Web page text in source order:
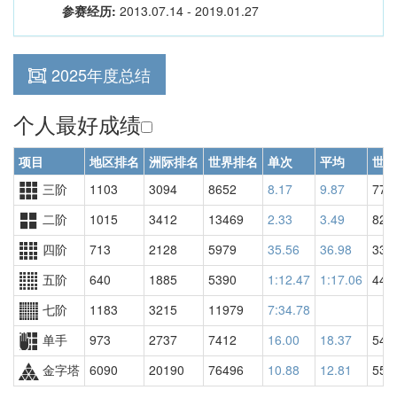
参赛经历: 2013.07.14 - 2019.01.27
2025年度总结
个人最好成绩
项目 地区排名 洲际排名 世界排名 单次 平均
世
三阶
1103 3094 8652 8.17 9.87
二阶
1015 3412 13469 2.33 3.49
四阶
713 2128 5979 35.56 36.98
五阶
640 1885 5390 1:12.47 1:17.06
七阶
1183 3215 11979
7:34.78
单手
973 2737 7412 16.00 18.37
金字塔 6090 20190 76496 10.88 12.81